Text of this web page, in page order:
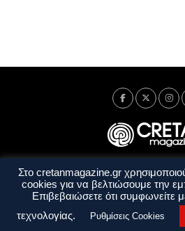
Ταυτότητα Πολιτική
Όροι και
Στο cretanmagazine.gr
cookies για να βελτιώσουμε την
Επιβεβαιώσετε ότι συμφωνείτε
τεχνολογίας.
Ρυθμίσεις Cookies